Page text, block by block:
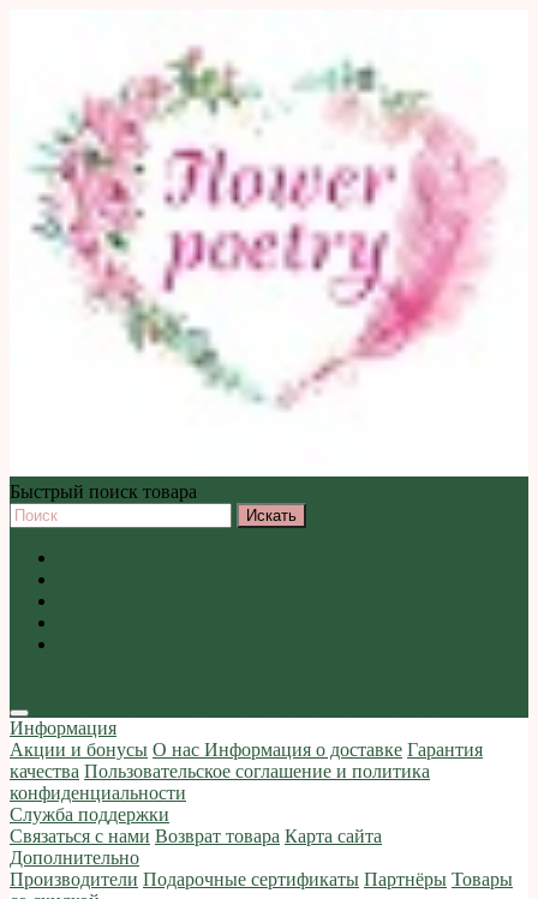
Быстрый поиск товара
Информация
Акции и бонусы О нас Информация о доставке Гарантия
качества Пользовательское соглашение и политика
конфиденциальности
Служба поддержки
Связаться с нами Возврат товара Карта сайта
Дополнительно
Производители Подарочные сертификаты Партнёры Товары